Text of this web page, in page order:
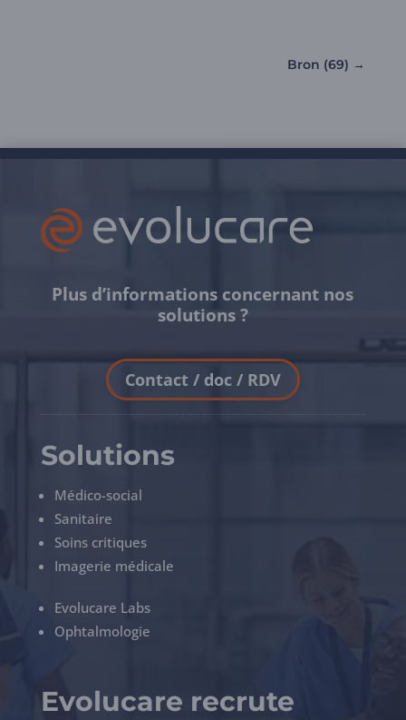
Bron (69) →
Plus d’informations concernant nos
solutions ?
Contact / doc / RDV
Solutions
Médico-social
Sanitaire
Soins critiques
Imagerie médicale
Evolucare Labs
Ophtalmologie
Evolucare recrute